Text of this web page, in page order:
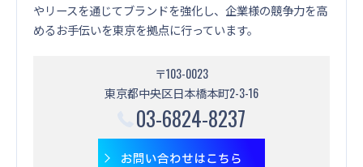
やリースを通じてブランドを強化し、企業様の競争力を高
めるお手伝いを東京を拠点に行っています。
〒103-0023
東京都中央区日本橋本町2-3-16
03-6824-8237
お問い合わせはこちら